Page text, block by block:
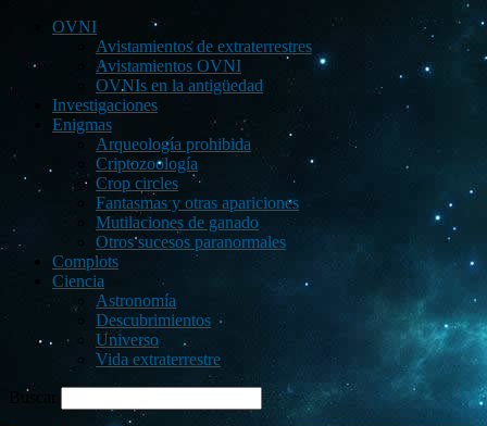
OVNI
Avistamientos de extraterrestres
Avistamientos OVNI
OVNIs en la antigüedad
Investigaciones
Enigmas
Arqueología prohibida
Criptozoología
Crop circles
Fantasmas y otras apariciones
Mutilaciones de ganado
Otros sucesos paranormales
Complots
Ciencia
Astronomía
Descubrimientos
Universo
Vida extraterrestre
Buscar